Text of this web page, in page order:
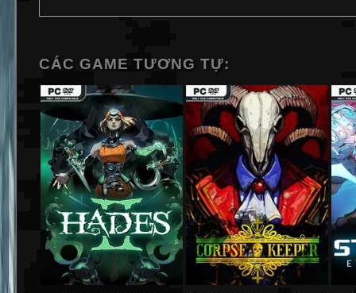
CÁC GAME TƯƠNG TỰ: